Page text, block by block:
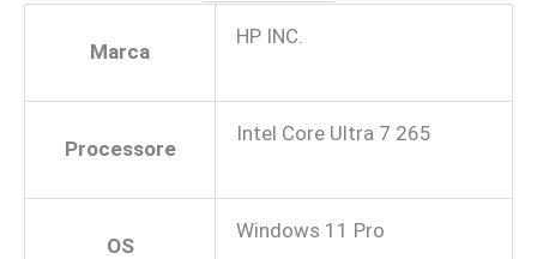
Marca
HP INC.
Processore
Intel Core Ultra 7 265
OS
Windows 11 Pro